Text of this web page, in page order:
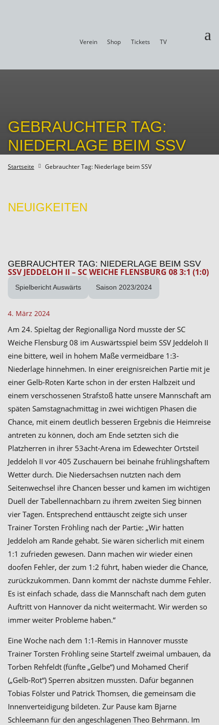
Verein Shop Tickets TV a
GEBRAUCHTER TAG:
NIEDERLAGE BEIM SSV
Startseite  Gebrauchter Tag: Niederlage beim SSV
NEUIGKEITEN
GEBRAUCHTER TAG: NIEDERLAGE BEIM SSV
SSV JEDDELOH II – SC WEICHE FLENSBURG 08 3:1 (1:0)
Spielbericht Auswärts Saison 2023/2024
4. März 2024
Am 24. Spieltag der Regionalliga Nord musste der SC
Weiche Flensburg 08 im Auswärtsspiel beim SSV Jeddeloh II
eine bittere, weil in hohem Maße vermeidbare 1:3-
Niederlage hinnehmen. In einer ereignisreichen Partie mit je
einer Gelb-Roten Karte schon in der ersten Halbzeit und
einem verschossenen Strafstoß hatte unsere Mannschaft am
späten Samstagnachmittag in zwei wichtigen Phasen die
Chance, mit einem deutlich besseren Ergebnis die Heimreise
antreten zu können, doch am Ende setzten sich die
Platzherren in ihrer 53acht-Arena im Edewechter Ortsteil
Jeddeloh II vor 405 Zuschauern bei beinahe frühlingshaftem
Wetter durch. Die Niedersachsen nutzten nach dem
Seitenwechsel ihre Chancen besser und kamen im wichtigen
Duell der Tabellennachbarn zu ihrem zweiten Sieg binnen
vier Tagen. Entsprechend enttäuscht zeigte sich unser
Trainer Torsten Fröhling nach der Partie: „Wir hatten
Jeddeloh am Rande gehabt. Sie wären sicherlich mit einem
1:1 zufrieden gewesen. Dann machen wir wieder einen
doofen Fehler, der zum 1:2 führt, haben wieder die Chance,
zurückzukommen. Dann kommt der nächste dumme Fehler.
Es ist einfach schade, dass die Mannschaft nach dem guten
Auftritt von Hannover da nicht weitermacht. Wir werden so
immer weiter Probleme haben.“
Eine Woche nach dem 1:1-Remis in Hannover musste
Trainer Torsten Fröhling seine Startelf zweimal umbauen, da
Torben Rehfeldt (fünfte „Gelbe“) und Mohamed Cherif
(„Gelb-Rot“) Sperren absitzen mussten. Dafür begannen
Tobias Fölster und Patrick Thomsen, die gemeinsam die
Innenverteidigung bildeten. Zur Pause kam Bjarne
Schleemann für den angeschlagenen Theo Behrmann. Im